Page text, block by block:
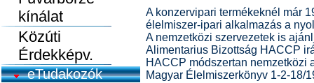
kínálat
Közúti
Érdekképv.
eTudakozók
A konzervipari termékeknél már
élelmiszer-ipari alkalmazás a
A nemzetközi szervezetek is
Alimentarius Bizottság HACCP
HACCP módszertan nemzetközi
Magyar Élelmiszerkönyv 1-2-18/